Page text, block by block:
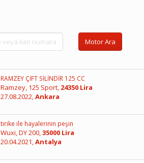
Motor Ara
RAMZEY ÇİFT SİLİNDİR 125 CC
Ramzey, 125 Sport, 24350 Lira
27.08.2022,Ankara
tirike ile hayalerinin peşin
Wuxi, DY 200,35000 Lira
20.04.2021,Antalya